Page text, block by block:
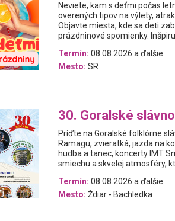
Neviete, kam s deťmi počas
overených tipov na výlety,
Objavte miesta, kde sa deti
prázdninové spomienky.
Termín: 08.08.2026 a ďalšie
Mesto: SR
30. Goralské
Príďte na Goralské folklórne
Ramagu, zvieratká, jazda na
hudba a tanec, koncerty IMT
smiechu a skvelej atmosféry,
Termín: 08.08.2026 a ďalšie
Mesto: Ždiar - Bachledka